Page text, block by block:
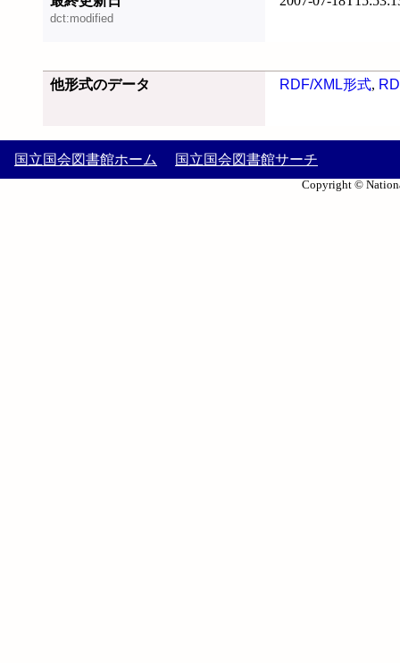
dct:modified
他形式のデータ RDF/XML形式,
国立国会図書館ホーム 国立国会図書館サーチ
Copyright ©